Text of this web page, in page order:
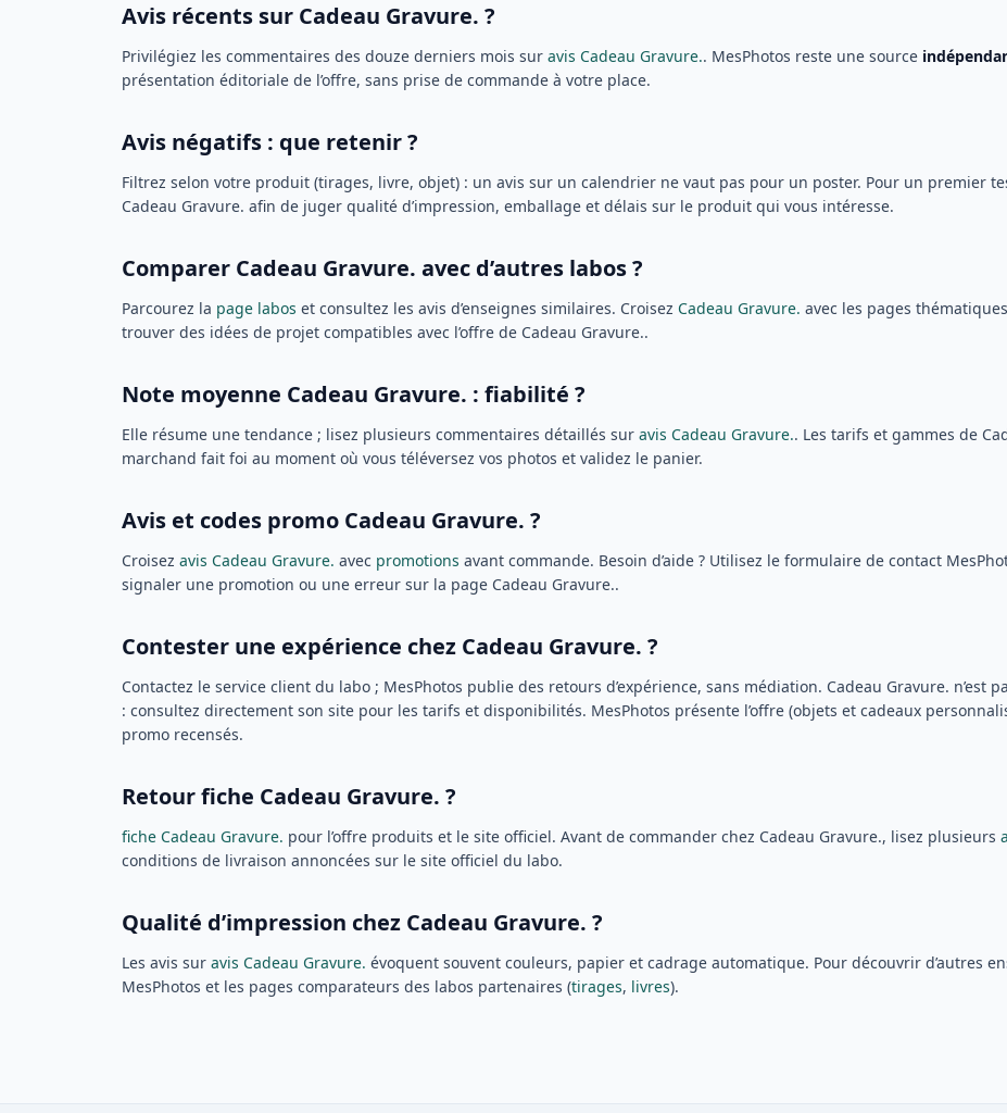
Avis récents sur Cadeau Gravure. ?
Privilégiez les commentaires des douze derniers mois sur avis Cadeau Gravure.. MesPhotos reste une source
présentation éditoriale de l’offre, sans prise de commande à votre place.
Avis négatifs : que retenir ?
Filtrez selon votre produit (tirages, livre, objet) : un avis sur un calendrier ne vaut pas pour un poster. Pour un premier
Cadeau Gravure. afin de juger qualité d’impression, emballage et délais sur le produit qui vous intéresse.
Comparer Cadeau Gravure. avec d’autres labos ?
Parcourez la page labos et consultez les avis d’enseignes similaires. Croisez Cadeau Gravure. avec les pages
trouver des idées de projet compatibles avec l’offre de Cadeau Gravure..
Note moyenne Cadeau Gravure. : fiabilité ?
Elle résume une tendance ; lisez plusieurs commentaires détaillés sur avis Cadeau Gravure.. Les tarifs et gammes de
marchand fait foi au moment où vous téléversez vos photos et validez le panier.
Avis et codes promo Cadeau Gravure. ?
Croisez avis Cadeau Gravure. avec promotions avant commande. Besoin d’aide ? Utilisez le formulaire de contact
signaler une promotion ou une erreur sur la page Cadeau Gravure..
Contester une expérience chez Cadeau Gravure. ?
Contactez le service client du labo ; MesPhotos publie des retours d’expérience, sans médiation. Cadeau Gravure. n’est
: consultez directement son site pour les tarifs et disponibilités. MesPhotos présente l’offre (objets et cadeaux
promo recensés.
Retour fiche Cadeau Gravure. ?
fiche Cadeau Gravure. pour l’offre produits et le site officiel. Avant de commander chez Cadeau Gravure., lisez plusieurs
conditions de livraison annoncées sur le site officiel du labo.
Qualité d’impression chez Cadeau Gravure. ?
Les avis sur avis Cadeau Gravure. évoquent souvent couleurs, papier et cadrage automatique. Pour découvrir d’autres
MesPhotos et les pages comparateurs des labos partenaires (tirages, livres).